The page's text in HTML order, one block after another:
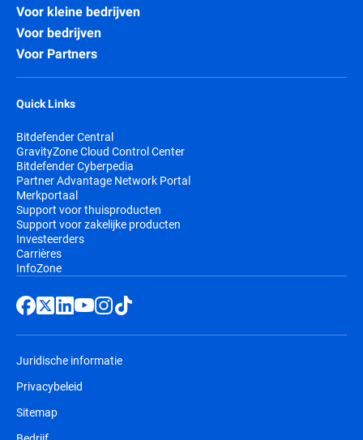
Voor kleine bedrijven
Voor bedrijven
Voor Partners
Quick Links
Bitdefender Central
GravityZone Cloud Control Center
Bitdefender Cyberpedia
Partner Advantage Network Portal
Merkportaal
Support voor thuisproducten
Support voor zakelijke producten
Investeerders
Carrières
InfoZone
Juridische informatie
Privacybeleid
Sitemap